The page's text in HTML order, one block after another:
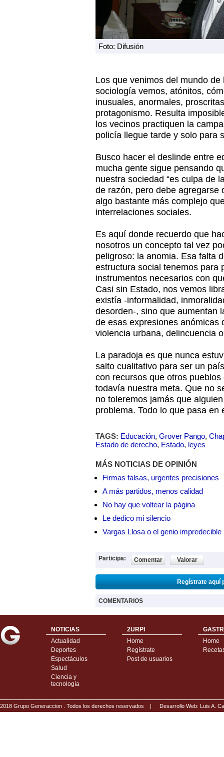
Foto: Difusión
Los que venimos del mundo
sociología vemos, atónitos,
inusuales, anormales,
protagonismo. Resulta
los vecinos practiquen la
policía llegue tarde y solo para
Busco hacer el deslinde entre
mucha gente sigue pensando
nuestra sociedad “es culpa de
de razón, pero debe agregarse
algo bastante más complejo
interrelaciones sociales.
Es aquí donde recuerdo que
nosotros un concepto tal vez
peligroso: la anomia. Esa falta
estructura social tenemos para
instrumentos necesarios con
Casi sin Estado, nos vemos
existía -informalidad,
desorden-, sino que aumentan
de esas expresiones anómicas
violencia urbana, delincuencia
La paradoja es que nunca
salto cualitativo para ser un
con recursos que otros
todavía nuestra meta. Que no
no toleremos jamás que
problema. Todo lo que pasa
TAGS: Educación, Grover Pango,
Estado de derecho, Estado, leyes
MÁS NOTICIAS DE OPINIÓN
Firmas falsas, urgentes precisiones
A más partidos, menos calidad
No hay que voltear la página
Le dedico mi silencio
Vargas Llosa o el genio impredecible
Participa: Comentar Valorar
Regístrate aquí
COMENTARIOS
NOTICIAS
Actualidad
Deportes
Espectáculos
Salud
Ciencia y
tecnología
2URPI
Home
Regístrate
Post de usuarios
Home
2018 Grupo Generaccion . Todos los derechos reservados | Desarrollo Web: Luis